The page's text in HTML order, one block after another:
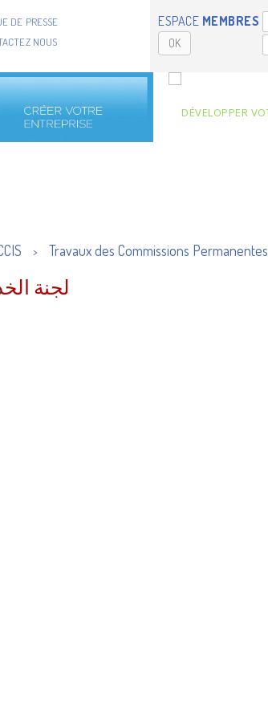
DE PRESSE
NOUS
ESPACE MEMBRES
OK
> Travaux des Commissions Permanentes
لجنة